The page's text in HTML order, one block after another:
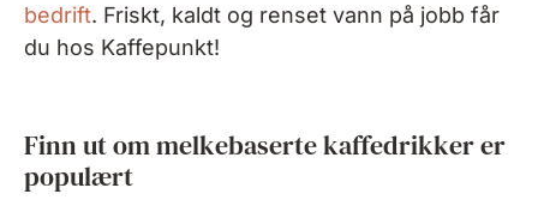
bedrift. Friskt, kaldt og renset vann på jobb får
du hos Kaffepunkt!
Finn ut om melkebaserte kaffedrikker er
populært